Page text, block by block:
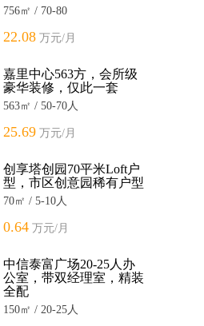
756㎡ / 70-80
22.08 万元/月
嘉里中心563方，会所级
豪华装修，仅此一套
563㎡ / 50-70人
25.69 万元/月
创享塔创园70平米Loft户
型，市区创意园稀有户型
70㎡ / 5-10人
0.64 万元/月
中信泰富广场20-25人办
公室，带双经理室，精装
全配
150㎡ / 20-25人